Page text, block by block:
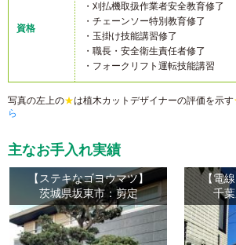
資格
・刈払機取扱作業者安全教育修了
・チェーンソー特別教育修了
・玉掛け技能講習修了
・職長・安全衛生責任者修了
・フォークリフト運転技能講習
写真の左上の★は植木カットデザイナーの評価を示す
ら
主なお手入れ実績
【ステキなゴヨウマツ】
茨城県坂東市：剪定
【電
千